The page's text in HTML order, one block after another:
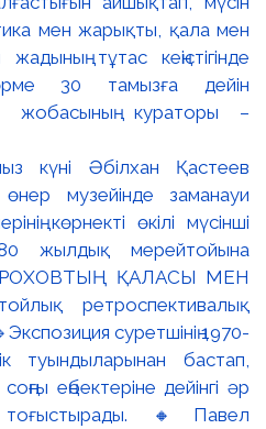
күні Әбілхан Қастеев
музейінде заманауи
көрнекті өкілі мүсінші
жылдық мерейтойына
ҚАЛАСЫ МЕН
ретроспективалық
суретшінің 1970-
туындыларынан бастап,
еңбектеріне дейінгі әр
тоғыстырады. 🔸Павел